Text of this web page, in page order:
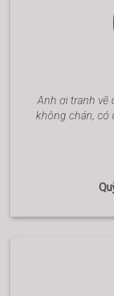
Anh ơi tranh vẽ
không chán, có